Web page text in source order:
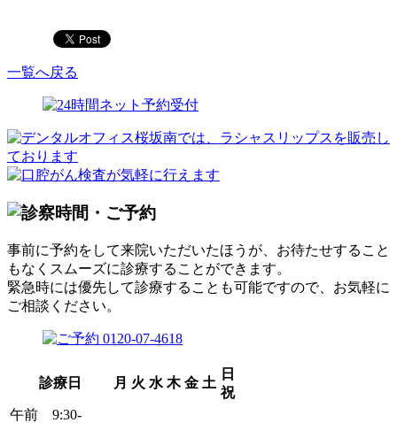
一覧へ戻る
事前に予約をして来院いただいたほうが、お待たせすること
もなくスムーズに診療することができます。
緊急時には優先して診療することも可能ですので、お気軽に
ご相談ください。
診療日 月 火 水 木 金 土
日
祝
午前 9:30-